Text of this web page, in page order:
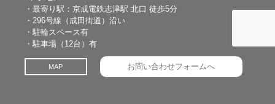
・最寄り駅：京成電鉄志津駅 北口 徒歩5分
・296号線（成田街道）沿い
・駐輪スペース有
・駐車場（12台）有
MAP お問い合わせフォームへ